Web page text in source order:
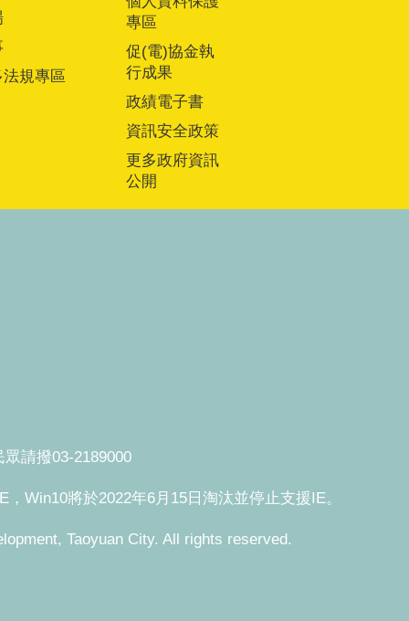
法規專區
專區
促(電)協金執
行成果
政績電子書
資訊安全政策
更多政府資訊
公開
請撥03-2189000
Win10將於2022年6月15日淘汰並停止支援IE。
Taoyuan City. All rights reserved.